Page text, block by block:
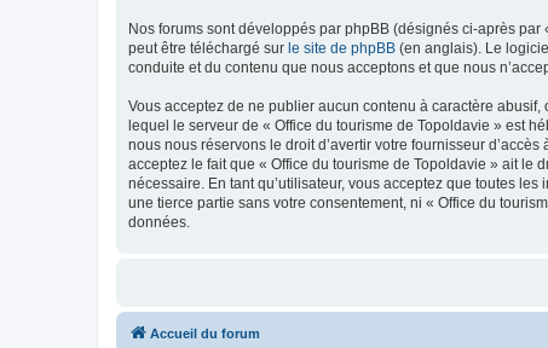
Nos forums sont développés par phpBB (désignés ci-après
peut être téléchargé sur le site de phpBB (en anglais). Le
conduite et du contenu que nous acceptons et que nous
Vous acceptez de ne publier aucun contenu à caractère
lequel le serveur de « Office du tourisme de Topoldavie » est
nous nous réservons le droit d’avertir votre fournisseur
acceptez le fait que « Office du tourisme de Topoldavie » ait le
nécessaire. En tant qu’utilisateur, vous acceptez que toutes
une tierce partie sans votre consentement, ni « Office du
données.
Accueil du forum